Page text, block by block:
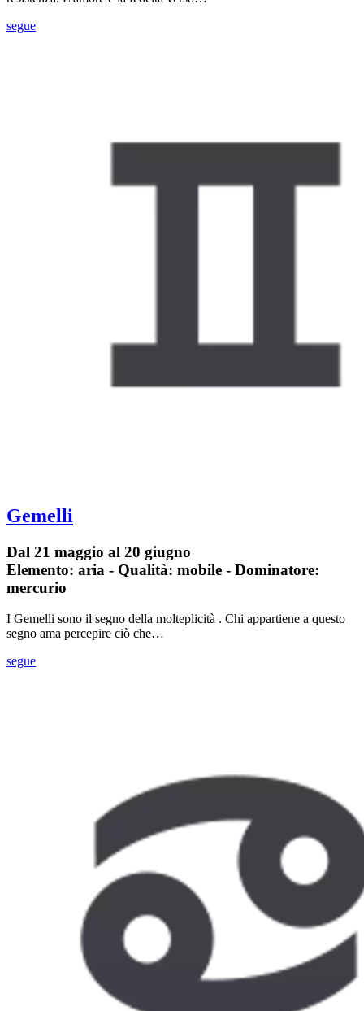
segue
Gemelli
Dal 21 maggio al 20 giugno
Elemento: aria - Qualità: mobile - Dominatore:
mercurio
I Gemelli sono il segno della molteplicità . Chi appartiene a questo
segno ama percepire ciò che…
segue